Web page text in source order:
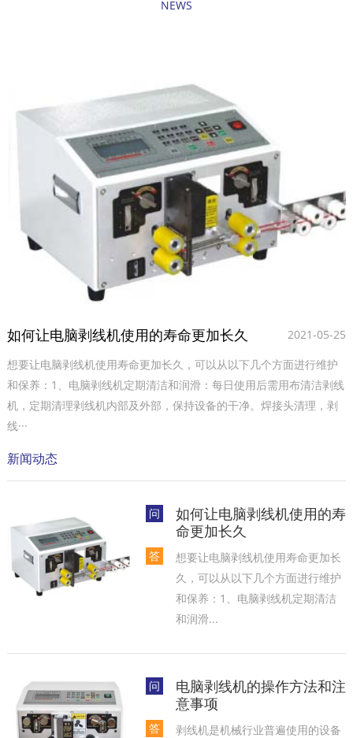
NEWS
如何让电脑剥线机使用的寿命更加长久
2021-05-25
想要让电脑剥线机使用寿命更加长久，可以从以下几个方面进行维护
和保养‌：1‌、电脑剥线机定期清洁和润滑‌：每日使用后需用布清洁剥线
机，定期清理剥线机内部及外部，保持设备的干净。焊接头清理，剥
线···
新闻动态
问
如何让电脑剥线机使用的寿
命更加长久
答
想要让电脑剥线机使用寿命更加长
久，可以从以下几个方面进行维护
和保养‌：1‌、电脑剥线机定期清洁
和润滑...
问
电脑剥线机的操作方法和注
意事项
答
剥线机是机械行业普遍使用的设备